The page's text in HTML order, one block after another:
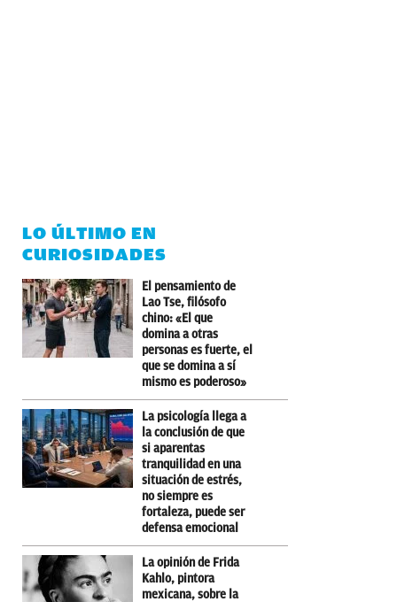
LO ÚLTIMO EN
CURIOSIDADES
El pensamiento de
Lao Tse, filósofo
chino: «El que
domina a otras
personas es fuerte, el
que se domina a sí
mismo es poderoso»
La psicología llega a
la conclusión de que
si aparentas
tranquilidad en una
situación de estrés,
no siempre es
fortaleza, puede ser
defensa emocional
La opinión de Frida
Kahlo, pintora
mexicana, sobre la